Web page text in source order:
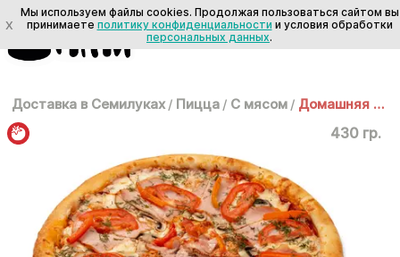
Доставка в Семилуках / Пицца / С мясом / Домашняя 25см
430 гр.
X
Мы используем файлы cookies. Продолжая пользоваться сайтом вы
принимаете политику конфиденциальности и условия обработки
персональных данных.